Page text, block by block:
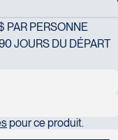
PAR PERSONNE
JOURS DU DÉPART
«chalet» vue mer
Island en « cottage
pour ce produit.